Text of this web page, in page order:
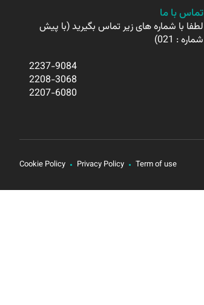
تماس با ما
لطفا با شماره های زیر تماس بگیرید (با پیش
شماره : 021)
2237-9084
2208-3068
2207-6080
Term of use
Privacy Policy
Cookie Policy